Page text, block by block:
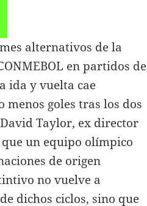
alternativos de la
en partidos de
ida y vuelta cae
goles tras los dos
Taylor, ex director
que un equipo olímpico
de origen
no vuelve a
dichos ciclos, sino que